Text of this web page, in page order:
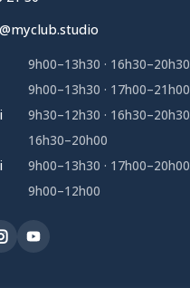
9h00–13h30 · 16h30–20h30
9h00–13h30 · 17h00–21h00
9h30–12h30 · 16h30–20h30
16h30–20h00
9h00–13h30 · 17h00–20h00
9h00–12h00